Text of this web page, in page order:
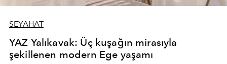
SEYAHAT
YAZ Yalıkavak: Üç kuşağın mirasıyla
şekillenen modern Ege yaşamı